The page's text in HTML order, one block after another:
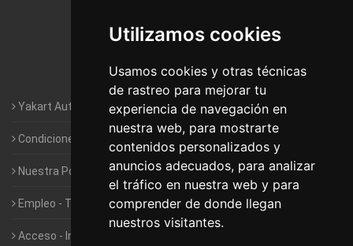
Utilizamos cookies
Usamos cookies y otras técnicas
de rastreo para mejorar tu
experiencia de navegación en
nuestra web, para mostrarte
contenidos personalizados y
anuncios adecuados, para analizar
el tráfico en nuestra web y para
comprender de donde llegan
nuestros visitantes.
Autocaravanas Yakart Valencia
Autocaravanas Yakart Vitoria
Yakart Autocaravanas · La empresa
Condiciones de Alquiler de Yakart
Nuestra Política de Privacidad
Empleo - Trabaja con nosotros
Acceso - Intranet de Franquiciados